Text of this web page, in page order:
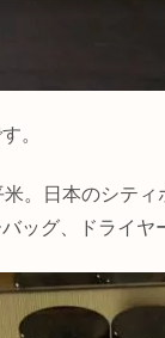
。
。日本のシテ
ッグ、ドライヤ